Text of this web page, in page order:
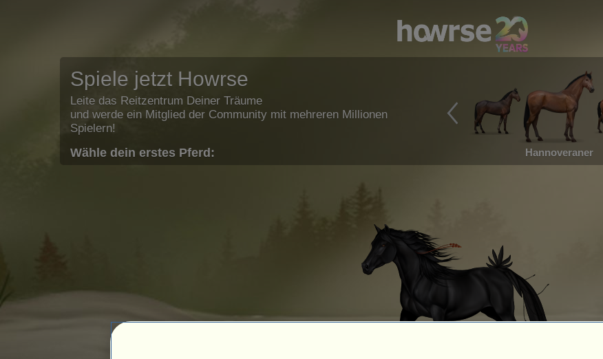
Spiele jetzt Howrse
Leite das Reitzentrum Deiner Träume
und werde ein Mitglied der Community mit mehreren Millionen
Spielern!
Wähle dein erstes Pferd: Hannoveraner